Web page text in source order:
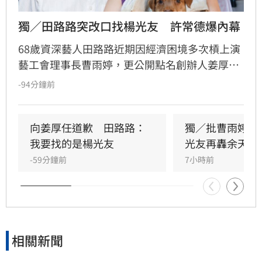
獨／田路路突改口找楊光友　許常德爆內幕
68歲資深藝人田路路近期因經濟困境多次槓上演
藝工會理事長曹雨婷，更公開點名創辦人姜厚任
出面，事後卻發文坦言搞錯對象，真正想找的是
德出面緩頰，建議田路路應先安頓好生活，並提
議透過口述歷史記錄資深藝人的故事。許常德同
時批評現任理事長曹雨婷不應神隱，呼籲工會應
展現具體作為照顧資深藝人，而非僅提供勞健保
功能。整起事件引發關注，田路路則強調目前先
處理身體狀況，後續發展仍待觀察。
-94分鐘前
向姜厚任道歉　田路路：
我要找的是楊光友
-59分鐘前
獨／批曹雨婷
光友再轟余天工
7小時前
相關新聞